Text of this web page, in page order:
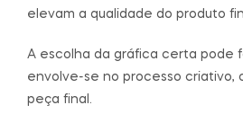
elevam a qualidade do produto
A escolha da gráfica certa pode
envolve-se no processo criativo,
peça final.